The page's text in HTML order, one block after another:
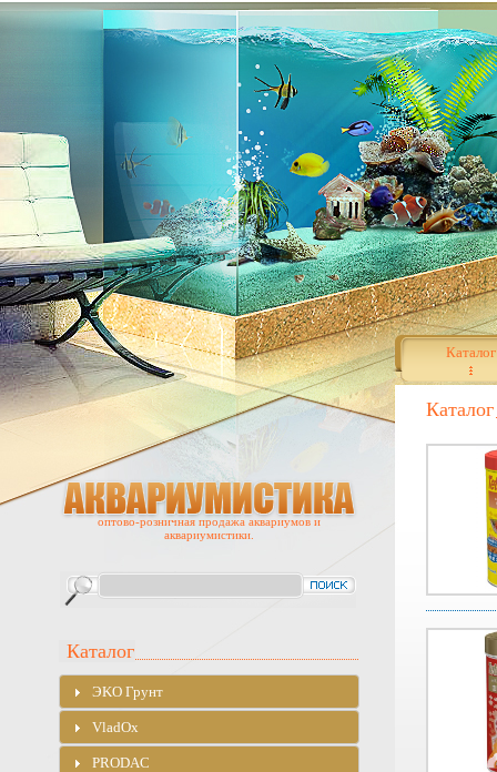
Каталог
Каталог
оптово-розничная продажа аквариумов и
аквариумистики.
Каталог
ЭKO Грунт
VladOx
PRODAC